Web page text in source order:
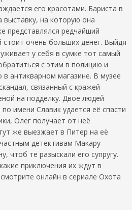
его красотами. Бариста в
на которую она
представлялся редчайший
стоит очень больших денег. Выйдя
у себя в сумке тот самый
с этим в полицию и
в антикварном магазине. В музее
связанный с кражей
на подделку. Двое людей
имени Славик удается её спасти
Олег получает от неё
же выезжает в Питер на её
детективам Макару
чтоб те разыскали его супругу.
приключения их ждут в
онлайн в сериале Охота